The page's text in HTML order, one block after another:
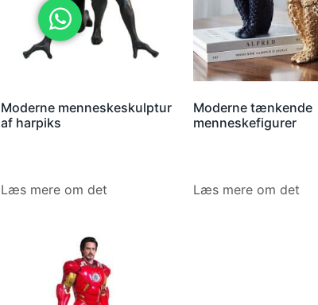
Moderne menneskeskulptur
af harpiks
Læs mere om det
Moderne tænkende
menneskefigurer
Læs mere om det